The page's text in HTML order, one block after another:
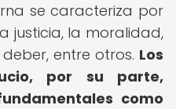
se caracteriza por
justicia, la moralidad,
entre otros. Los
por su parte,
como